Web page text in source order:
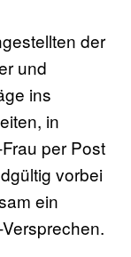
der
und
ins
in
per Post
vorbei
ein